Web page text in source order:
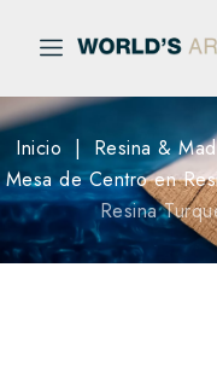
Inicio Resina &
Mesa de Centro en
Resina